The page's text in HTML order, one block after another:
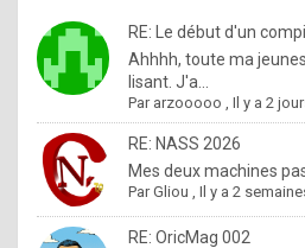
m
a
d
b
y
RE: Le début d'un
Ahhhh, toute ma
lisant. J'a...
Par arzooooo ,Il y a 2
RE: NASS 2026
Mes deux machines
ParGliou ,Il y a 2
RE: OricMag 002